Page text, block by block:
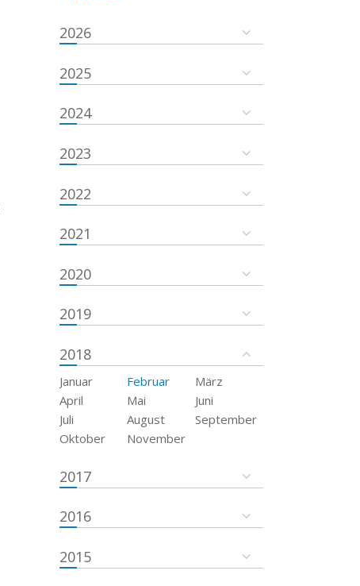
2026
2025
2024
2023
2022
2021
2020
2019
2018
Januar Februar
März
April
Mai
Juni
Juli
August
September
Oktober
November
2017
2016
2015